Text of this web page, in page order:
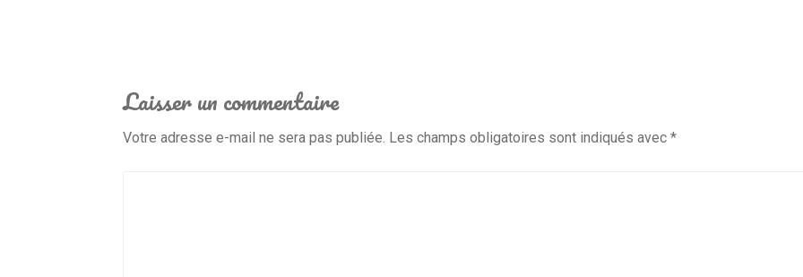
Laisser un commentaire
Votre adresse e-mail ne sera pas publiée. Les champs obligatoires sont indiqués avec *